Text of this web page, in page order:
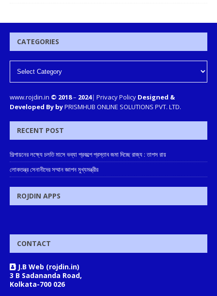
CATEGORIES
www.rojdin.in © 2018– 2024| Privacy Policy Designed &
Developed By byPRISMHUB ONLINE SOLUTIONS PVT. LTD.
RECENT POST
শিল্পায়নের লক্ষ্যে চলতি মাসে ভব্যা প্রকল্পে প্রস্তাব জমা দিচ্ছে রাজ্য : তাপস রায়
লোকতন্ত্র সেনানীদের সম্মান জ্ঞাপন মুখ্যমন্ত্রীর
ROJDIN APPS
CONTACT
J.B Web (rojdin.in)
3 B Sadananda Road,
Kolkata-700 026